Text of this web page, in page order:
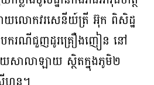
លោកវរសេនីយ៍ត្រី អ៊ុក ពិសិដ្ឋ
រាបករណីជួញដូរគ្រឿងញៀន នៅ
សាលាឡាយ ស្ថិតក្នុងភូមិ២